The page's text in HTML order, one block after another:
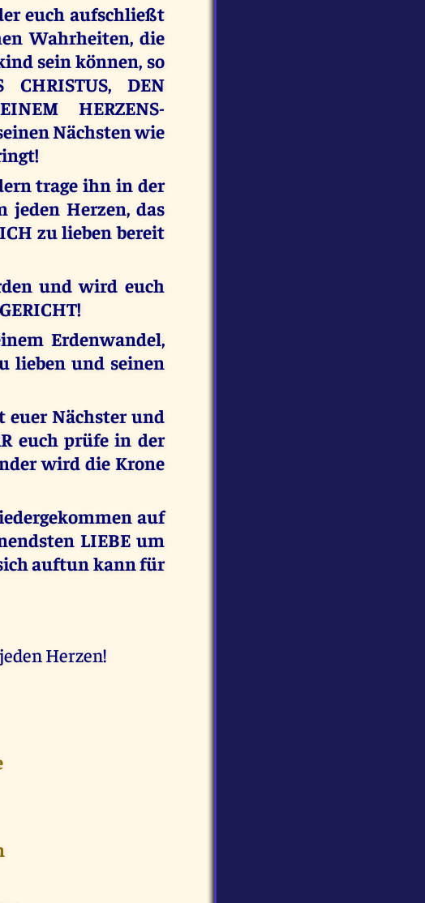
euch aufschließt
Wahrheiten, die
sein können, so
DEN
HERZENS-
Nächsten wie
trage ihn in der
jeden Herzen, das
zu lieben bereit
und wird euch
Erdenwandel,
lieben und seinen
euer Nächster und
euch prüfe in der
wird die Krone
auf
LIEBE um
auftun kann für
Herzen!